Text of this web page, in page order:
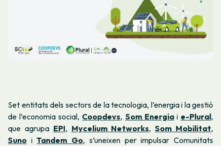
Set entitats dels sectors de la tecnologia, l’energia i la gestió
de l’economia social, Coopdevs, Som Energia i e-Plural,
que agrupa EPI, Mycelium Networks,Som Mobilitat,
Suno iTandem Go, s’uneixen per impulsar Comunitats